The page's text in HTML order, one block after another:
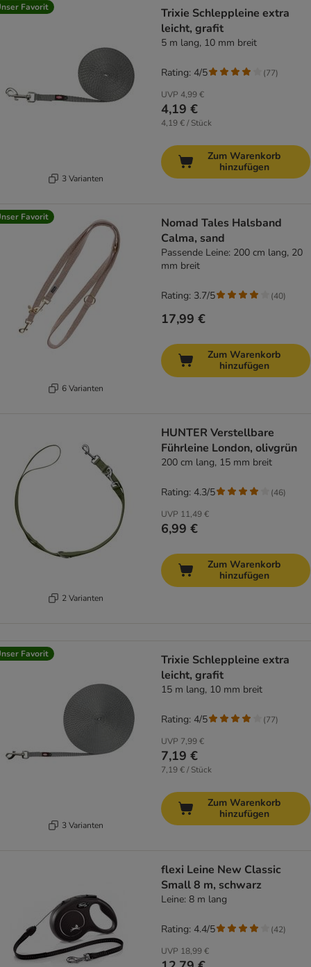
Favorit
3 Varianten
Trixie Schleppleine extra
leicht, grafit
5 m lang, 10 mm breit
UVP 4,99 €
4,19 €
4,19 € / Stück
Rating: 4/5 (77)
Zum Warenkorb
hinzufügen
Favorit
6 Varianten
Nomad Tales Halsband
Calma, sand
Passende Leine: 200 cm lang, 20
mm breit
17,99 €
Rating: 3.7/5 (40)
Zum Warenkorb
hinzufügen
2 Varianten
HUNTER Verstellbare
Führleine London, olivgrün
200 cm lang, 15 mm breit
UVP 11,49 €
6,99 €
Rating: 4.3/5 (46)
Zum Warenkorb
hinzufügen
Favorit
3 Varianten
Trixie Schleppleine extra
leicht, grafit
15 m lang, 10 mm breit
UVP 7,99 €
7,19 €
7,19 € / Stück
Rating: 4/5 (77)
Zum Warenkorb
hinzufügen
flexi Leine New Classic
Small 8 m, schwarz
Leine: 8 m lang
UVP 18,99 €
Rating: 4.4/5 (42)